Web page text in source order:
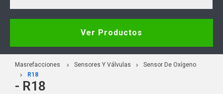
Ver Productos
Masrefacciones Sensores Y Válvulas
Sensor De Oxígeno
R18
- R18